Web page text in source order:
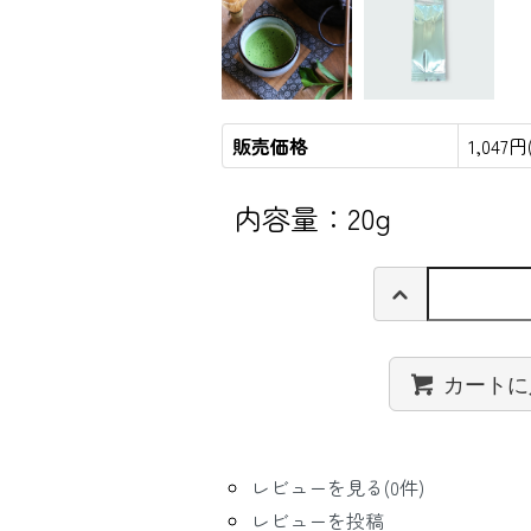
販売価格 1,047
内容量：20g
カート
レビューを見る(0件)
レビューを投稿